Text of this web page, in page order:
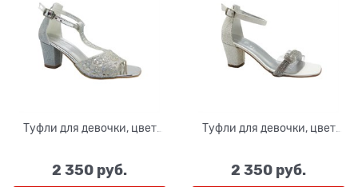
Туфли для девочки, цвет
2 350 руб.
Туфли для девочки, цвет
2 350 руб.